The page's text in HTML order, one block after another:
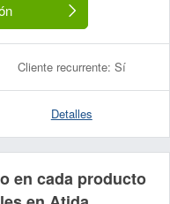
Cliente recurrente: Sí
Detalles
en cada producto